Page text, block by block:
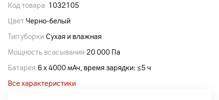
Код товара 1032105
Цвет Черно-белый
Тип уборки Сухая и влажная
Мощность всасывания 20 000 Па
Батарея 6 х 4000 мАч, время зарядки: ≤5 ч
Все характеристики